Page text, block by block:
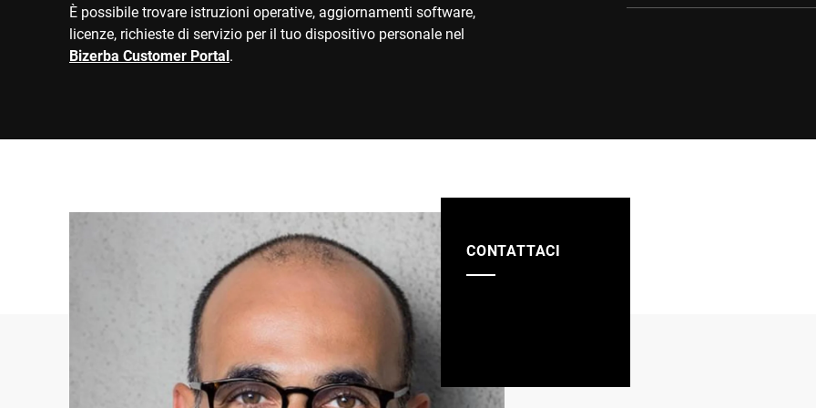
È possibile trovare istruzioni operative, aggiornamenti software,
licenze, richieste di servizio per il tuo dispositivo personale nel
Bizerba Customer Portal.
CONTATTACI